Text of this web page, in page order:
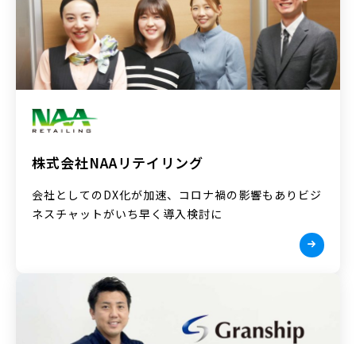
株式会社NAAリテイリング
会社としてのDX化が加速、コロナ禍の影響もありビジ
ネスチャットがいち早く導入検討に